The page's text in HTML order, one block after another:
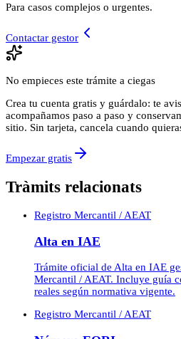
Para casos complejos o urgentes.
Contactar gestor
No empieces este trámite a ciegas
Crea tu cuenta gratis y guárdalo: te
acompañamos paso a paso y
sitio. Sin tarjeta, cancela cuando
Empezar gratis
Tràmits relacionats
Registro Mercantil / AEAT
Alta en IAE
Trámite oficial de Alta en IAE
Mercantil / AEAT. Incluye guía
reales según normativa vigente.
Registro Mercantil / AEAT